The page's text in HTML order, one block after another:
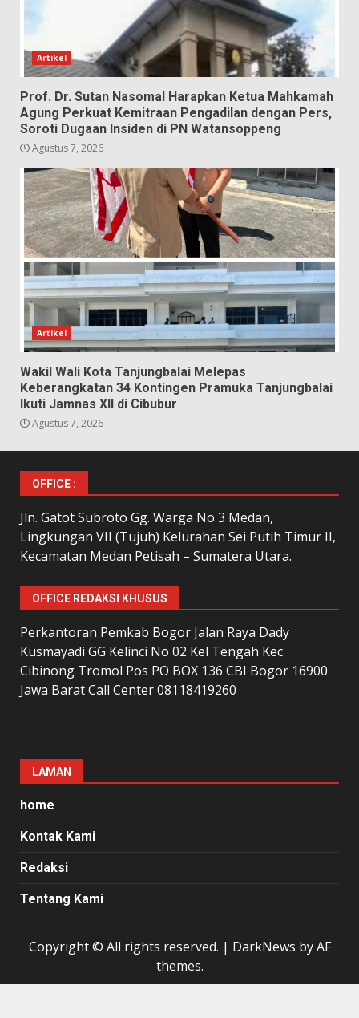
Artikel
Prof. Dr. Sutan Nasomal Harapkan Ketua Mahkamah
Agung Perkuat Kemitraan Pengadilan dengan Pers,
Soroti Dugaan Insiden di PN Watansoppeng
Agustus 7, 2026
Artikel
Wakil Wali Kota Tanjungbalai Melepas
Keberangkatan 34 Kontingen Pramuka Tanjungbalai
Ikuti Jamnas XII di Cibubur
Agustus 7, 2026
OFFICE :
Jln. Gatot Subroto Gg. Warga No 3 Medan,
Lingkungan VII (Tujuh) Kelurahan Sei Putih Timur II,
Kecamatan Medan Petisah – Sumatera Utara.
OFFICE REDAKSI KHUSUS
Perkantoran Pemkab Bogor Jalan Raya Dady
Kusmayadi GG Kelinci No 02 Kel Tengah Kec
Cibinong Tromol Pos PO BOX 136 CBI Bogor 16900
Jawa Barat Call Center 08118419260
LAMAN
home
Kontak Kami
Redaksi
Tentang Kami
Copyright © All rights reserved. | DarkNews by AF
themes.